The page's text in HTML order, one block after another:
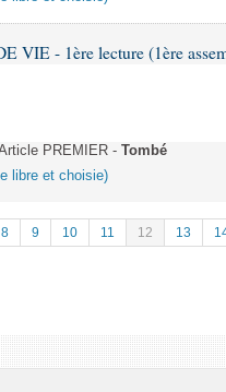
VIE - 1ère lecture (1ère
PREMIER - Tombé
libre et choisie)
8 9 10 11 12 13